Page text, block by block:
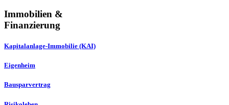
Immobilien &
Finanzierung
Kapitalanlage-Immobilie (KAI)
Eigenheim
Bausparvertrag